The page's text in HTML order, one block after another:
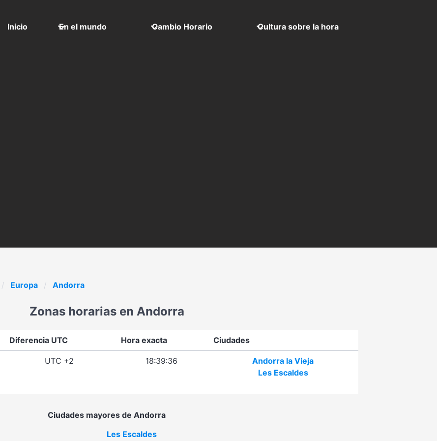
Inicio En el mundo Cambio Horario Cultura sobre la hora
Europa Andorra
Zonas horarias en Andorra
Diferencia UTC Hora exacta Ciudades
UTC +2 18:39:36
Andorra la Vieja
Les Escaldes
Ciudades mayores de Andorra
Les Escaldes